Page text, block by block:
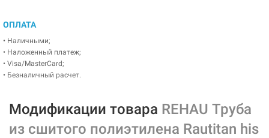
ОПЛАТА
• Наличными;
• Наложенный платеж;
• Visa/MasterCard;
• Безналичный расчет.
Модификации товара REHAU Труба
из сшитого полиэтилена Rautitan his